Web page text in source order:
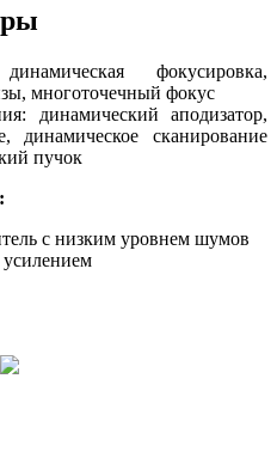
фокусировка,
многоточечный фокус
динамический аподизатор,
динамическое сканирование
пучок
с низким уровнем шумов
усилением